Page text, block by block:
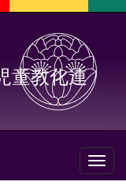
童教化連
Toggle